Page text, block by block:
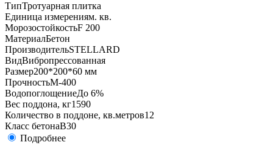
ТипТротуарная плитка
Единица измерениям. кв.
МорозостойкостьF 200
МатериалБетон
ПроизводительSTELLARD
ВидВибропрессованная
Размер200*200*60 мм
ПрочностьМ-400
ВодопоглощениеДо 6%
Вес поддона, кг1590
Количество в поддоне, кв.метров12
Класс бетонаB30
Подробнее